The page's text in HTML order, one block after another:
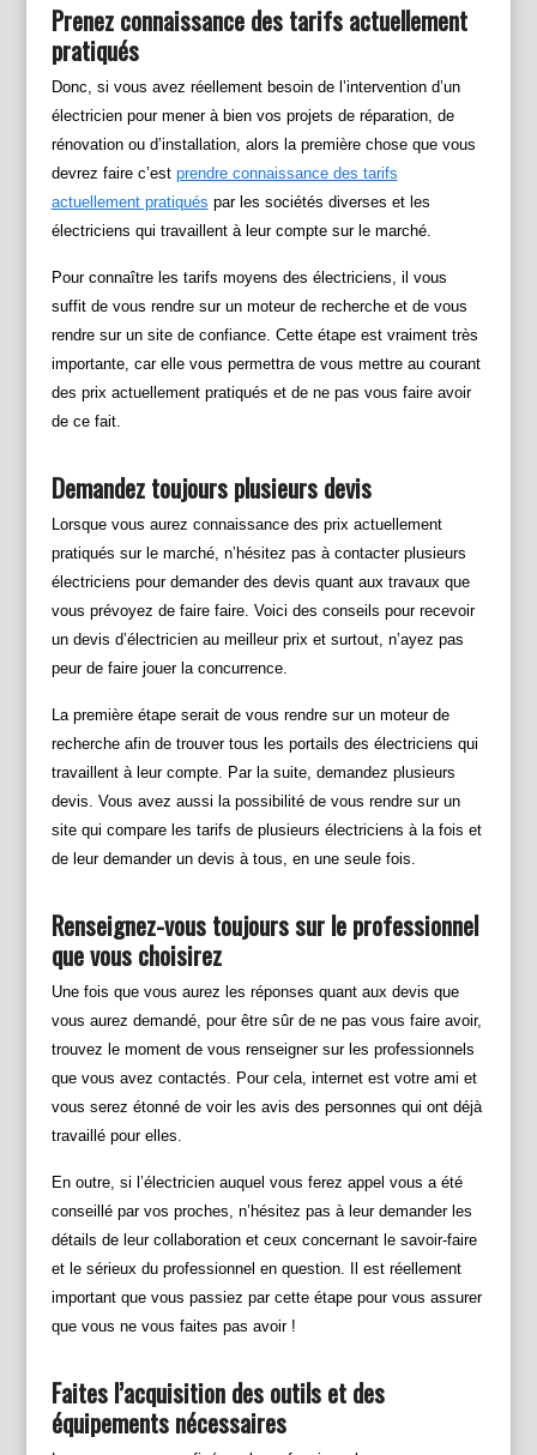
Prenez connaissance des tarifs actuellement
pratiqués
Donc, si vous avez réellement besoin de l’intervention d’un
électricien pour mener à bien vos projets de réparation, de
rénovation ou d’installation, alors la première chose que vous
devrez faire c’est prendre connaissance des tarifs
actuellement pratiqués par les sociétés diverses et les
électriciens qui travaillent à leur compte sur le marché.
Pour connaître les tarifs moyens des électriciens, il vous
suffit de vous rendre sur un moteur de recherche et de vous
rendre sur un site de confiance. Cette étape est vraiment très
importante, car elle vous permettra de vous mettre au courant
des prix actuellement pratiqués et de ne pas vous faire avoir
de ce fait.
Demandez toujours plusieurs devis
Lorsque vous aurez connaissance des prix actuellement
pratiqués sur le marché, n’hésitez pas à contacter plusieurs
électriciens pour demander des devis quant aux travaux que
vous prévoyez de faire faire. Voici des conseils pour recevoir
un devis d’électricien au meilleur prix et surtout, n’ayez pas
peur de faire jouer la concurrence.
La première étape serait de vous rendre sur un moteur de
recherche afin de trouver tous les portails des électriciens qui
travaillent à leur compte. Par la suite, demandez plusieurs
devis. Vous avez aussi la possibilité de vous rendre sur un
site qui compare les tarifs de plusieurs électriciens à la fois et
de leur demander un devis à tous, en une seule fois.
Renseignez-vous toujours sur le professionnel
que vous choisirez
Une fois que vous aurez les réponses quant aux devis que
vous aurez demandé, pour être sûr de ne pas vous faire avoir,
trouvez le moment de vous renseigner sur les professionnels
que vous avez contactés. Pour cela, internet est votre ami et
vous serez étonné de voir les avis des personnes qui ont déjà
travaillé pour elles.
En outre, si l’électricien auquel vous ferez appel vous a été
conseillé par vos proches, n’hésitez pas à leur demander les
détails de leur collaboration et ceux concernant le savoir-faire
et le sérieux du professionnel en question. Il est réellement
important que vous passiez par cette étape pour vous assurer
que vous ne vous faites pas avoir !
Faites l’acquisition des outils et des
équipements nécessaires